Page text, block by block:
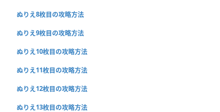
ぬりえ8枚目の攻略方法
ぬりえ9枚目の攻略方法
ぬりえ10枚目の攻略方法
ぬりえ11枚目の攻略方法
ぬりえ12枚目の攻略方法
ぬりえ13枚目の攻略方法